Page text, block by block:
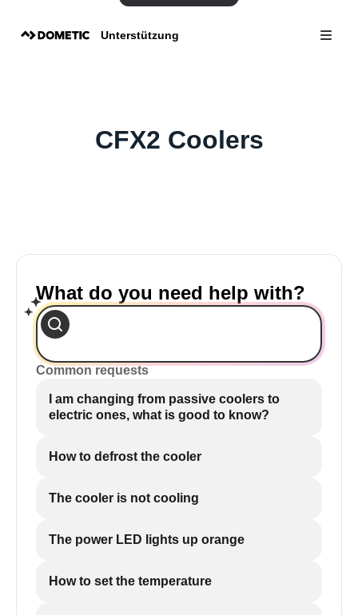
Unterstützung
CFX2 Coolers
What do you need help with?
Common requests
I am changing from passive coolers to
electric ones, what is good to know?
How to defrost the cooler
The cooler is not cooling
The power LED lights up orange
How to set the temperature